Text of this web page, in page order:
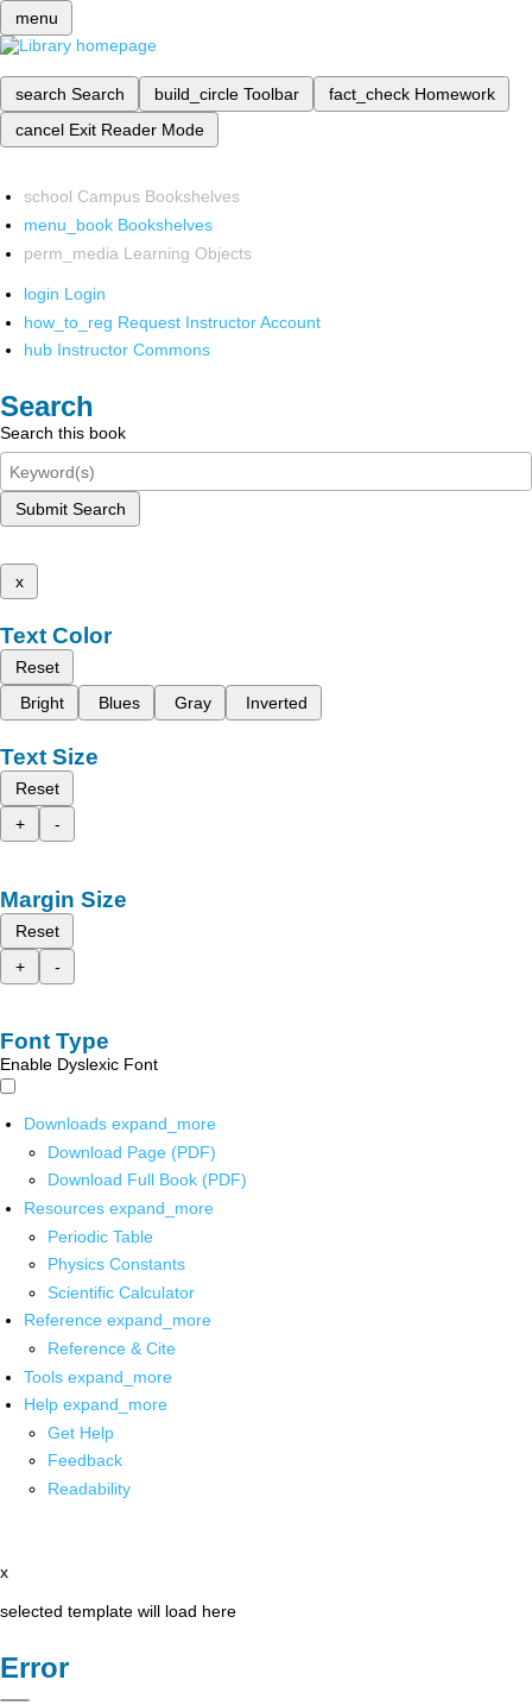
menu
search Search build_circle Toolbar fact_check Homework
cancel Exit Reader Mode
school Campus Bookshelves
menu_book Bookshelves
perm_media Learning Objects
login Login
how_to_reg Request Instructor Account
hub Instructor Commons
Search
Search this book
Submit Search
x
Text Color
Reset
Bright
Blues Gray Inverted
Text Size
Reset
+
-
Margin Size
Reset
+
-
Font Type
Enable Dyslexic Font
Downloads expand_more
Download Page (PDF)
Download Full Book (PDF)
Resources expand_more
Periodic Table
Physics Constants
Scientific Calculator
Reference expand_more
Reference & Cite
Tools expand_more
Help expand_more
Get Help
Feedback
Readability
x
selected template will load here
Error